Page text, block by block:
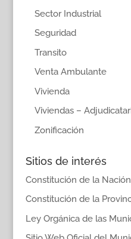
Sector Industrial
Seguridad
Transito
Venta Ambulante
Vivienda
Viviendas –
Zonificación
Sitios de interés
Constitución de la
Constitución de la
Ley Orgánica de las